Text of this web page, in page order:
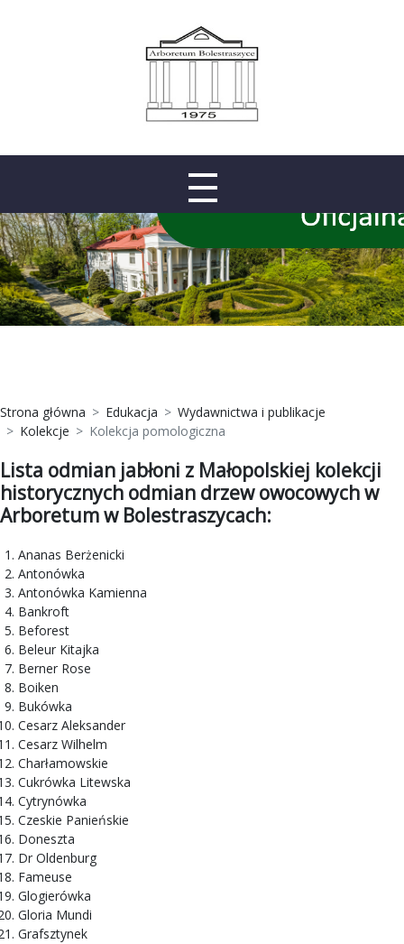
Strona główna Edukacja
Wydawnictwa i publikacje
Kolekcje
Kolekcja pomologiczna
Lista odmian jabłoni z Małopolskiej kolekcji
historycznych odmian drzew owocowych w
Arboretum w Bolestraszycach:
Ananas Berżenicki
Antonówka
Antonówka Kamienna
Bankroft
Beforest
Beleur Kitajka
Berner Rose
Boiken
Bukówka
Cesarz Aleksander
Cesarz Wilhelm
Charłamowskie
Cukrówka Litewska
Cytrynówka
Czeskie Panieńskie
Doneszta
Dr Oldenburg
Fameuse
Glogierówka
Gloria Mundi
Grafsztynek